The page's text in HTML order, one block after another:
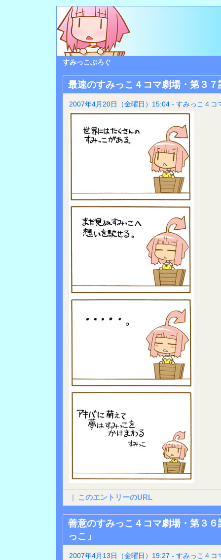
すみっこぶろぐ
最速のすみっこ４コマ劇場・第３
2007年4月20日（金曜日）15:04 - すみっこ４コ
| このエントリーのURL
善意のすみっこ４コマ劇場・第３
っこ」
2007年4月13日（金曜日）19:27 - すみっこ４コ